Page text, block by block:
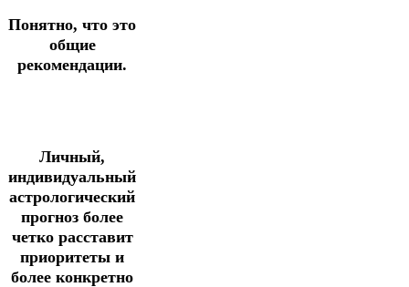
Понятно, что это
общие
рекомендации.
Личный,
индивидуальный
астрологический
прогноз более
четко расставит
приоритеты и
более конкретно